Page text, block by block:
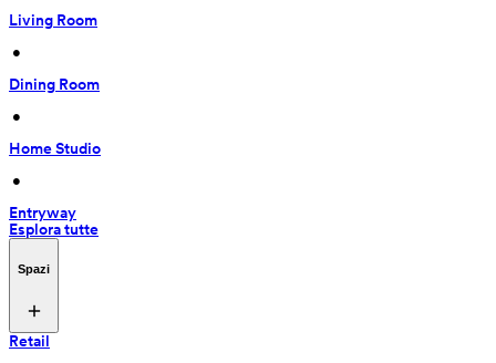
Living Room
•
Dining Room
•
Home Studio
•
Entryway
Esplora tutte
Spazi
Retail